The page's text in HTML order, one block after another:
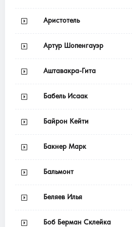
Аристотель
Артур Шопенгауэр
Аштавакра-Гита
Бабель Исаак
Байрон Кейти
Бакнер Марк
Бальмонт
Беляев Илья
Боб Берман Склейка